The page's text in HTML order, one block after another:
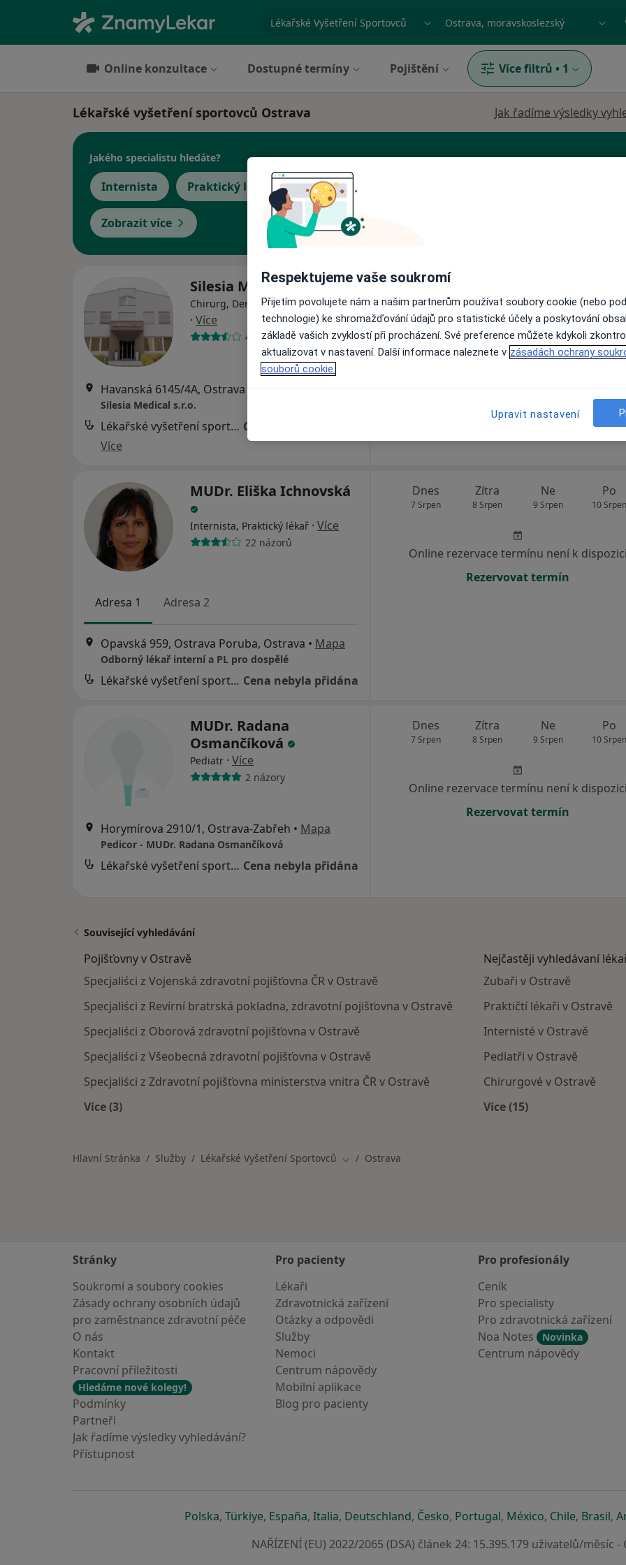
specializace, nemoc nebo příjmení
Online konzultace Dostupné termíny Pojištění Více filtrů • 1
Lékařské vyšetření sportovců Ostrava Jak řadíme výsledky
Jakého specialistu hledáte?
Internista Praktický lékař Chirurg
Zobrazit více
Silesia Medical s.r.o.
Chirurg, Dermatolog, Endokrinolog
· Více
40 názorů
Havanská 6145/4A, Ostrava
Silesia Medical s.r.o.
Lékařské vyšetření sportovců Cena nebyla přidána
Více
Dnes
7 Srpen 8 Srpen 9 Srpen 10
Online rezervace termínu není k
MUDr. Eliška Ichnovská
Internista, Praktický lékař · Více
22 názorů
Adresa 1 Adresa 2
Opavská 959, Ostrava Poruba, Ostrava • Mapa
Odborný lékař interní a PL pro dospělé
Lékařské vyšetření sportovců Cena nebyla přidána
Dnes
7 Srpen
Zítra
8 Srpen
Ne
9 Srpen
Po
10 Srpen
Online rezervace termínu není k dispozici
Rezervovat termín
MUDr. Radana
Osmančíková
Pediatr · Více
2 názory
Horymírova 2910/1, Ostrava-Zabřeh • Mapa
Pedicor - MUDr. Radana Osmančíková
Lékařské vyšetření sportovců Cena nebyla přidána
Dnes
7 Srpen
Zítra
8 Srpen
Ne
9 Srpen
Po
10 Srpen
Online rezervace termínu není k dispozici
Rezervovat termín
Související vyhledávání
Pojišťovny v Ostravě
Specjaliści z Vojenská zdravotní pojišťovna ČR v Ostravě
Specjaliści z Revírní bratrská pokladna, zdravotní pojišťovna v Ostravě
Specjaliści z Oborová zdravotní pojišťovna v Ostravě
Specjaliści z Všeobecná zdravotní pojišťovna v Ostravě
Specjaliści z Zdravotní pojišťovna ministerstva vnitra ČR v Ostravě
Více (3)
Nejčastěji vyhledávaní
Zubaři v Ostravě
Praktičtí lékaři v Ostravě
Internisté v Ostravě
Pediatři v Ostravě
Chirurgové v Ostravě
Více (15)
Hlavní Stránka Služby Lékařské Vyšetření Sportovců Změna města
Ostrava
Stránky
Soukromí a soubory cookies
Zásady ochrany osobních údajů
pro zaměstnance zdravotní péče
O nás
Kontakt
Pracovní příležitosti
Hledáme nové kolegy!
Podmínky
Partneři
Jak řadíme výsledky vyhledávání?
Přístupnost
Pro pacienty
Lékaři
Zdravotnická zařízení
Otázky a odpovědi
Služby
Nemoci
Centrum nápovědy
Mobilní aplikace
Blog pro pacienty
Pro profesionály
Ceník
Pro specialisty
Pro zdravotnická zařízení
Noa Notes
Novinka
Centrum nápovědy
Polskase otevře v nové záložce
, Türkiyese otevře v nové záložce
, Españase otevře v nové záložce
, Italiase otevře v nové záložce
, Deutschlandse otevře v nové záložce
, Českose otevře v nové záložce
, Portugalse otevře v nové
, Méxicose otevře v
, Chilese otevře
, Brasilse
,
NAŘÍZENÍ (EU) 2022/2065 (DSA) článek 24: 15.395.179 uživatelů/měsíc -
Respektujeme vaše soukromí
Přijetím povolujete nám a našim partnerům používat soubory cookie (nebo
technologie) ke shromažďování údajů pro statistické účely a poskytování
základě vašich zvyklostí při procházení. Své preference můžete kdykoli
aktualizovat v nastavení. Další informace naleznete v zásadách ochrany
souborů cookie.
Upravit nastavení